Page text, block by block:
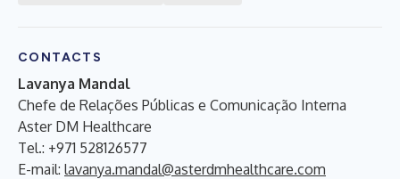
CONTACTS
Lavanya Mandal
Chefe de Relações Públicas e Comunicação Interna
Aster DM Healthcare
Tel.: +971 528126577
E-mail: lavanya.mandal@asterdmhealthcare.com